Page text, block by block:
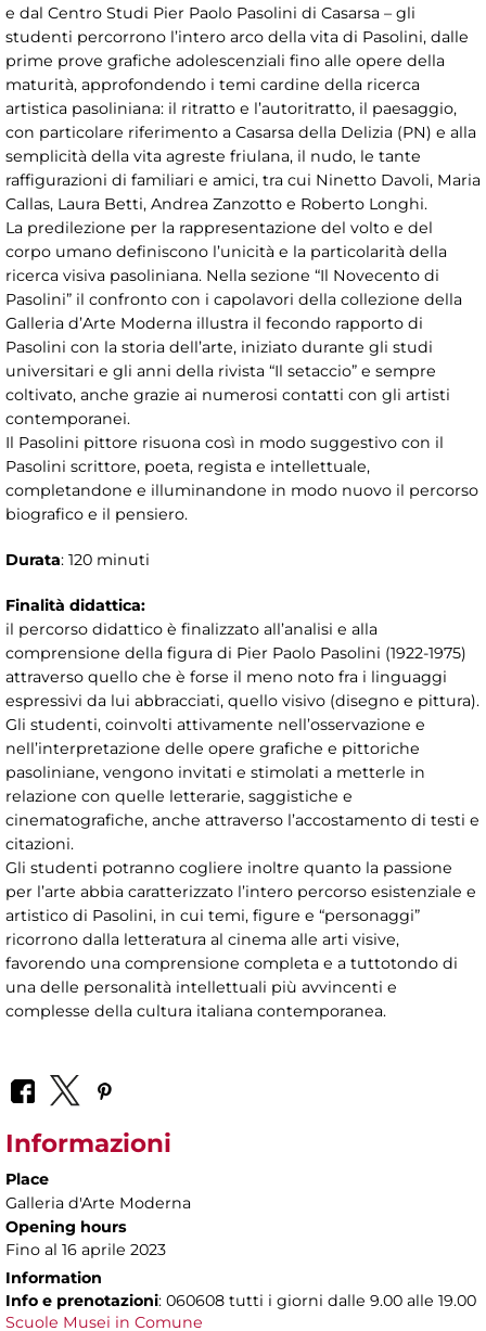
e dal Centro Studi Pier Paolo Pasolini di Casarsa – gli
studenti percorrono l’intero arco della vita di Pasolini, dalle
prime prove grafiche adolescenziali fino alle opere della
maturità, approfondendo i temi cardine della ricerca
artistica pasoliniana: il ritratto e l’autoritratto, il paesaggio,
con particolare riferimento a Casarsa della Delizia (PN) e alla
semplicità della vita agreste friulana, il nudo, le tante
raffigurazioni di familiari e amici, tra cui Ninetto Davoli, Maria
Callas, Laura Betti, Andrea Zanzotto e Roberto Longhi.
La predilezione per la rappresentazione del volto e del
corpo umano definiscono l’unicità e la particolarità della
ricerca visiva pasoliniana. Nella sezione “Il Novecento di
Pasolini” il confronto con i capolavori della collezione della
Galleria d’Arte Moderna illustra il fecondo rapporto di
Pasolini con la storia dell’arte, iniziato durante gli studi
universitari e gli anni della rivista “Il setaccio” e sempre
coltivato, anche grazie ai numerosi contatti con gli artisti
contemporanei.
Il Pasolini pittore risuona così in modo suggestivo con il
Pasolini scrittore, poeta, regista e intellettuale,
completandone e illuminandone in modo nuovo il percorso
biografico e il pensiero.
Durata: 120 minuti
Finalità didattica:
il percorso didattico è finalizzato all’analisi e alla
comprensione della figura di Pier Paolo Pasolini (1922-1975)
attraverso quello che è forse il meno noto fra i linguaggi
espressivi da lui abbracciati, quello visivo (disegno e pittura).
Gli studenti, coinvolti attivamente nell’osservazione e
nell’interpretazione delle opere grafiche e pittoriche
pasoliniane, vengono invitati e stimolati a metterle in
relazione con quelle letterarie, saggistiche e
cinematografiche, anche attraverso l’accostamento di testi e
citazioni.
Gli studenti potranno cogliere inoltre quanto la passione
per l’arte abbia caratterizzato l’intero percorso esistenziale e
artistico di Pasolini, in cui temi, figure e “personaggi”
ricorrono dalla letteratura al cinema alle arti visive,
favorendo una comprensione completa e a tuttotondo di
una delle personalità intellettuali più avvincenti e
complesse della cultura italiana contemporanea.
Informazioni
Place
Galleria d'Arte Moderna
Opening hours
Fino al 16 aprile 2023
Information
Info e prenotazioni: 060608 tutti i giorni dalle 9.00 alle 19.00
Scuole Musei in Comune